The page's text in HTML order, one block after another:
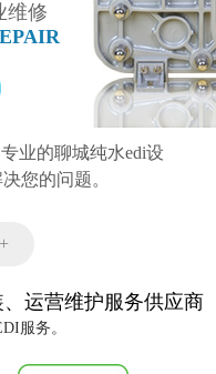
维修
业的聊城纯水edi设
您的问题。
运营维护服务供应商
服务。